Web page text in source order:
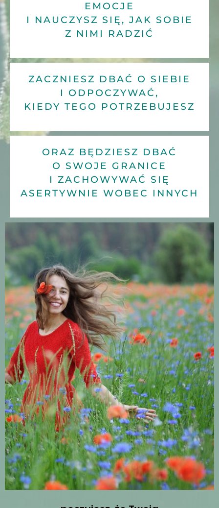
EMOCJE
I NAUCZYSZ SIĘ, JAK SOBIE
Z NIMI RADZIĆ
ZACZNIESZ DBAĆ O SIEBIE
I ODPOCZYWAĆ,
KIEDY TEGO POTRZEBUJESZ
ORAZ BĘDZIESZ DBAĆ
O SWOJE GRANICE
I ZACHOWYWAĆ SIĘ
ASERTYWNIE WOBEC INNYCH